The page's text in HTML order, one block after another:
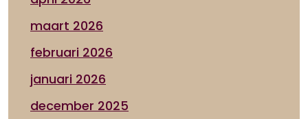
maart 2026
februari 2026
januari 2026
december 2025